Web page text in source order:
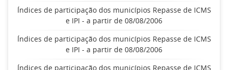
Índices de participação dos municípios Repasse de ICMS
e IPI - a partir de 08/08/2006
Índices de participação dos municípios Repasse de ICMS
e IPI - a partir de 08/08/2006
Índices de participação dos municípios Repasse de ICMS